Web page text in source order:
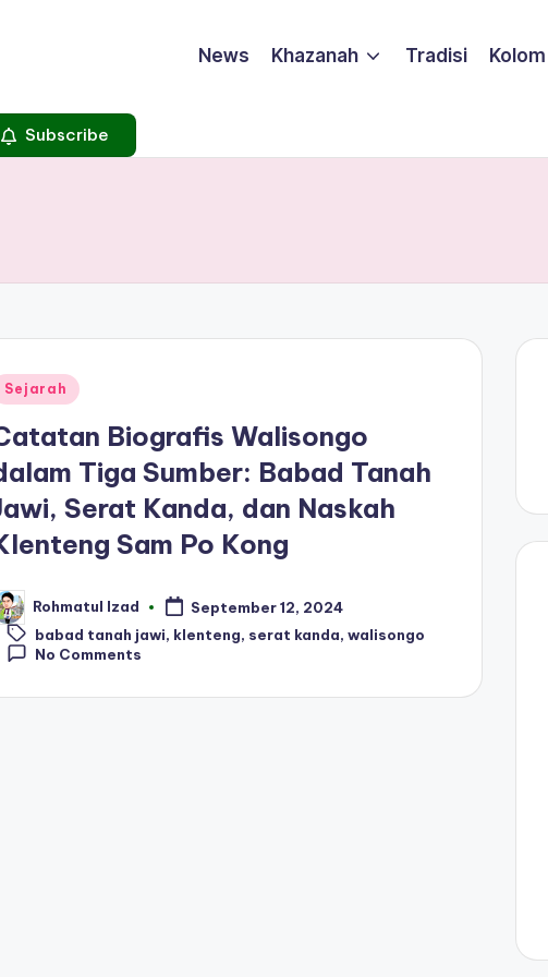
News Khazanah Tradisi Kolom
Subscribe
Sejarah
Biografis Walisongo
Tiga Sumber: Babad Tanah
Serat Kanda, dan Naskah
Sam Po Kong
Rohmatul Izad
September 12, 2024
Tags:
babad tanah jawi, klenteng, serat kanda, walisongo
No Comments